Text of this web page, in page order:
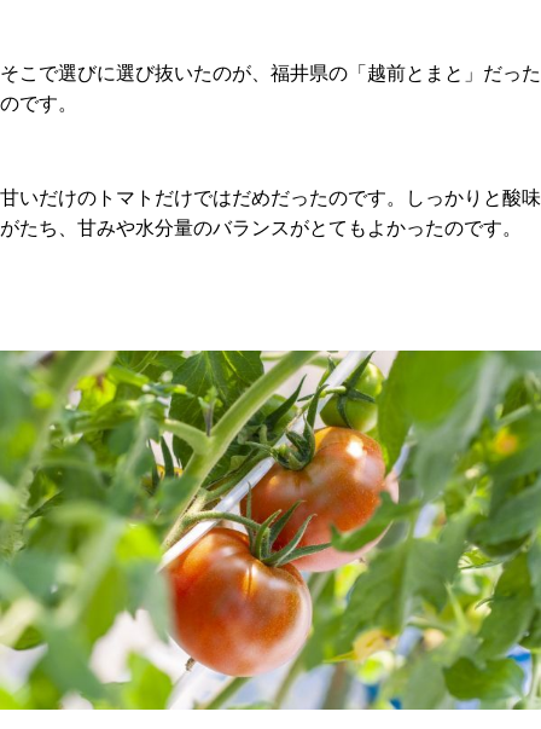
そこで選びに選び抜いたのが、福井県の「越前とまと」だった
のです。
甘いだけのトマトだけではだめだったのです。しっかりと酸味
がたち、甘みや水分量のバランスがとてもよかったのです。